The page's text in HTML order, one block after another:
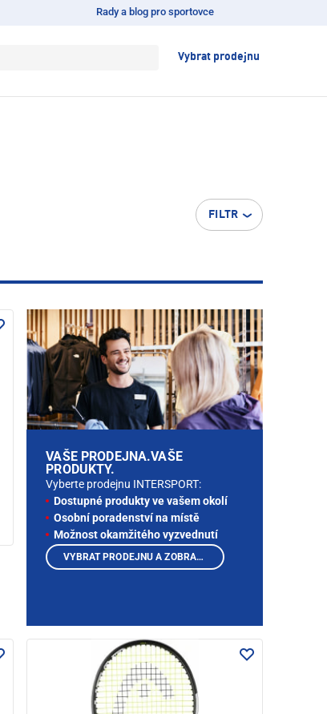
Rady a blog pro sportovce
Vybrat prodejnu
FILTR
VAŠE PRODEJNA.VAŠE
PRODUKTY.
Vyberte prodejnu INTERSPORT:
Dostupné produkty ve vašem okolí
Osobní poradenství na místě
Možnost okamžitého vyzvednutí
VYBRAT PRODEJNU A ZOBRAZIT PRODUKTY